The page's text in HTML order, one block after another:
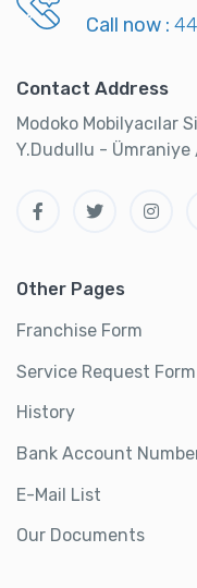
Call now :
Contact Address
Modoko Mobilyacılar
Y.Dudullu -
Other Pages
Franchise Form
Service Request Form
History
Bank Account
E-Mail List
Our Documents